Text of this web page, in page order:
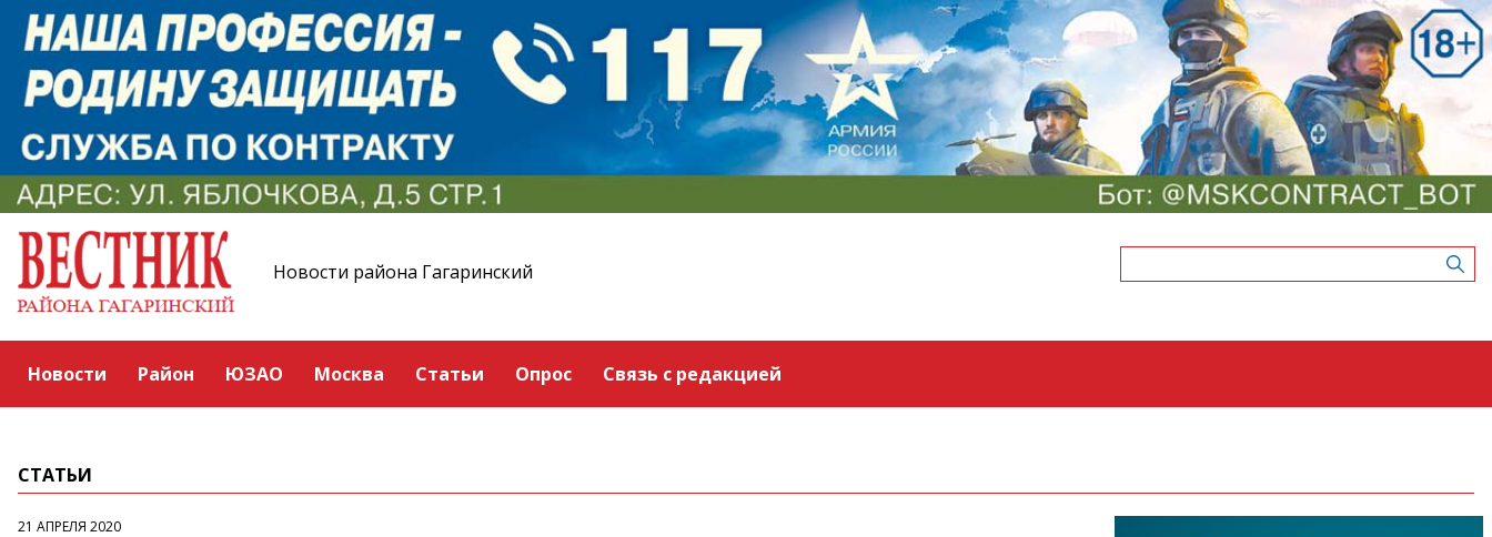
Новости района Гагаринский
Новости Район ЮЗАО Москва Статьи Опрос Связь с редакцией
СТАТЬИ
21 АПРЕЛЯ 2020